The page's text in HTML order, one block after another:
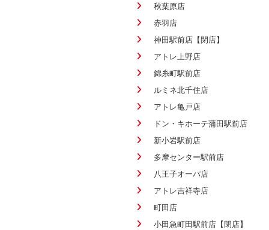
秋葉原店
赤羽店
神田駅前店【閉店】
アトレ上野店
錦糸町駅前店
ルミネ北千住店
アトレ亀戸店
ドン・キホーテ蒲田駅前店
新小岩駅前店
多摩センター駅前店
八王子オーパ店
アトレ吉祥寺店
町田店
小田急町田駅前店【閉店】